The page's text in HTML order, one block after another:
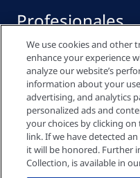
Profesionales
Centro de
Política de
Política de cookies
We use cookies and other
enhance your experience
analyze our website’s
information about your
advertising, and analytics
personalized ads and
your choices by clicking
link. If we have detected
it will be honored. Further
Collection, is available in